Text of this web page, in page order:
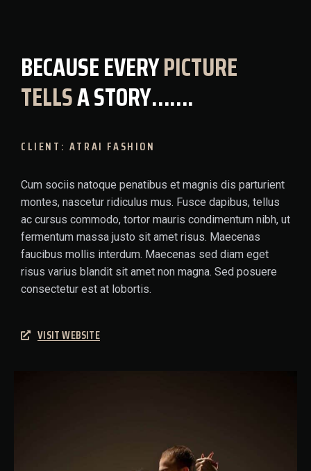
BECAUSE EVERYPICTURE
TELLSA STORY…….
CLIENT: ATRAI FASHION
Cum sociis natoque penatibus et magnis dis parturient
montes, nascetur ridiculus mus. Fusce dapibus, tellus
ac cursus commodo, tortor mauris condimentum nibh, ut
fermentum massa justo sit amet risus. Maecenas
faucibus mollis interdum. Maecenas sed diam eget
risus varius blandit sit amet non magna. Sed posuere
consectetur est at lobortis.
VISIT WEBSITE